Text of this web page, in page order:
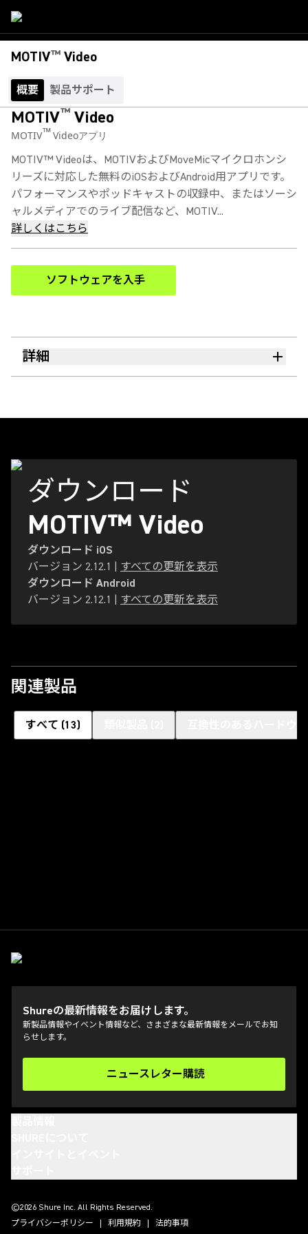
MOTIV™ Video
概要 製品サポート
MOTIV™ Video
MOTIV™Videoアプリ
MOTIV™ Videoは、MOTIVおよびMoveMicマイクロホンシ
リーズに対応した無料のiOSおよびAndroid用アプリです。
パフォーマンスやポッドキャストの収録中、またはソーシ
ャルメディアでのライブ配信など、MOTIV...
詳しくはこちら
ソフトウェアを入手
詳細
ダウンロード
MOTIV™ Video
ダウンロード iOS
バージョン 2.12.1
すべての更新を表示
ダウンロード Android
バージョン 2.12.1 すべての更新を表示
関連製品
すべて (13)
Shureの最新情報をお届けします。
新製品情報やイベント情報など、さまざまな最新情報をメールでお知
らせします。
ニュースレター購読
(Opens in a new tab)
©2026 Shure Inc. All Rights Reserved.
プライバシーポリシー
利用規約 法的事項